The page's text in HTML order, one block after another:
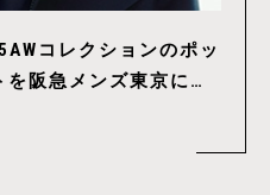
コレクションのポッ
阪急メンズ東京にて